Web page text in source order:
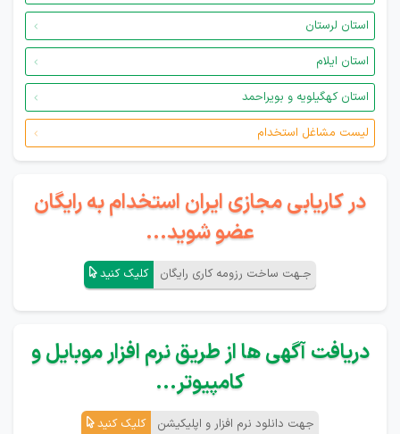
استان لرستان
استان ایلام
استان کهگیلویه و بویراحمد
لیست مشاغل استخدام
در کاریابی مجازی ایران استخدام به رایگان
عضو شوید...
جـهت ساخت رزومه کاری رایگان کلیک کنید
دریافت آگهی ها از طریق نرم افزار موبایل و
کامپیوتر...
جهت دانلود نرم افزار و اپلیکیشن کلیک کنید